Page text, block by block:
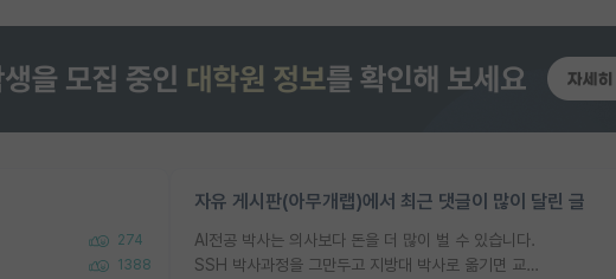
274
1388
자유 게시판(아무개랩)에서 최근 댓글이 많이 달린 글
AI전공 박사는 의사보다 돈을 더 많이 벌 수 있습니다.
SSH 박사과정을 그만두고 지방대 박사로 옮기면 교수의 꿈은 끝일까요?